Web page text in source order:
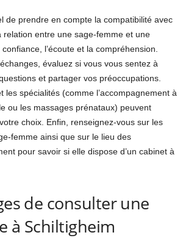
de prendre en compte la compatibilité avec
relation entre une sage-femme et une
l’écoute et la compréhension.
évaluez si vous vous sentez à
et partager vos préoccupations.
les spécialités (comme l’accompagnement à
ou les massages prénataux) peuvent
choix. Enfin, renseignez-vous sur les
femme ainsi que sur le lieu des
pour savoir si elle dispose d’un cabinet à
de consulter une
à Schiltigheim